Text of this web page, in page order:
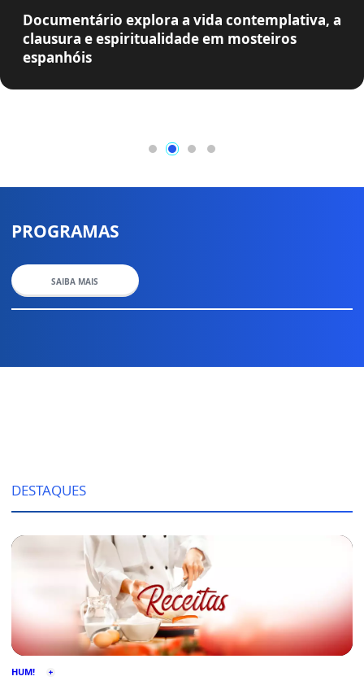
Documentário explora a vida contemplativa, a
clausura e espiritualidade em mosteiros
espanhóis
PROGRAMAS
SAIBA MAIS
DESTAQUES
HUM!